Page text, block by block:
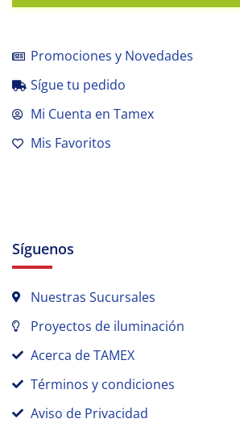
Promociones y Novedades
Sígue tu pedido
Mi Cuenta en Tamex
Mis Favoritos
Síguenos
Nuestras Sucursales
Proyectos de iluminación
Acerca de TAMEX
Términos y condiciones
Aviso de Privacidad